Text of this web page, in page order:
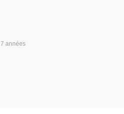
7 années